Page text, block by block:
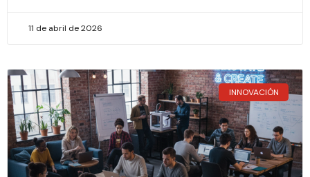
11 de abril de 2026
INNOVACIÓN